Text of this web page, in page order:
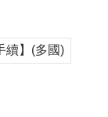
續】(多國)